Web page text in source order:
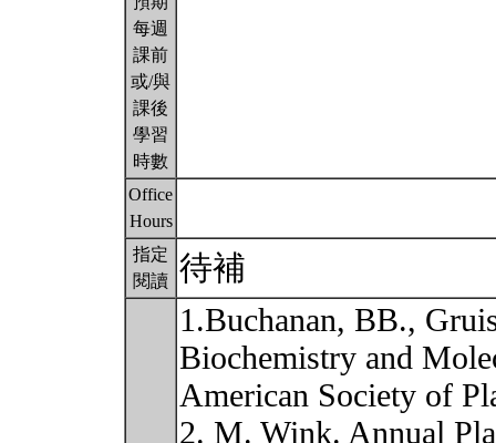
每週
課前
或/與
課後
學習
時數
Office
Hours
指定
閱讀 待補
1.Buchanan, BB.,
Biochemistry and
American Society of
2. M. Wink. Annual